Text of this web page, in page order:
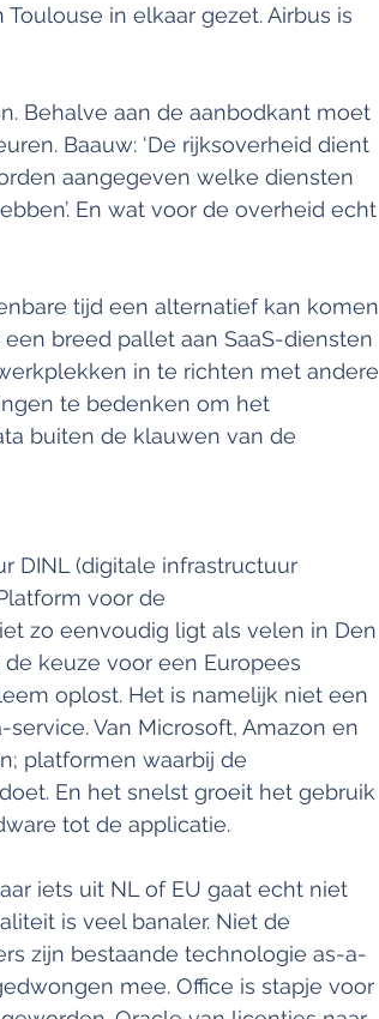
in elkaar gezet. Airbus is
Behalve aan de aanbodkant moet
Baauw: ‘De rijksoverheid dient
aangegeven welke diensten
En wat voor de overheid echt
tijd een alternatief kan komen
breed pallet aan SaaS-diensten
in te richten met andere
te bedenken om het
buiten de klauwen van de
DINL (digitale infrastructuur
voor de
zo eenvoudig ligt als velen in Den
keuze voor een Europees
oplost. Het is namelijk niet een
Van Microsoft, Amazon en
platformen waarbij de
En het snelst groeit het gebruik
tot de applicatie.
iets uit NL of EU gaat echt niet
is veel banaler. Niet de
zijn bestaande technologie as-a-
mee. Office is stapje voor